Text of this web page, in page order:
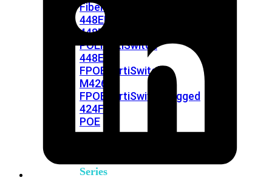
Fiber
448EFortiSwitch
448E-
POEFortiSwitch
448E-
FPOE
FortiSwitch
M426E-
FPOE
FortiSwitchRugged
424F-
POE
Series